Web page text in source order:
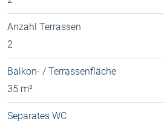
Anzahl Terrassen
2
Balkon- / Terrassenfläche
35 m²
Separates WC